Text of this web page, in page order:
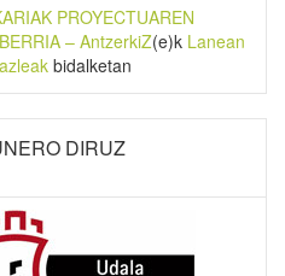
PROYECTUAREN
– AntzerkiZ(e)k Lanean
bidalketan
DIRUZ